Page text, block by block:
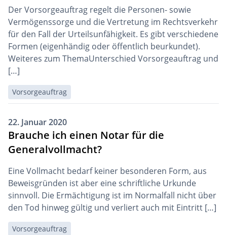
Der Vorsorgeauftrag regelt die Personen- sowie
Vermögenssorge und die Vertretung im Rechtsverkehr
für den Fall der Urteilsunfähigkeit. Es gibt verschiedene
Formen (eigenhändig oder öffentlich beurkundet).
Weiteres zum ThemaUnterschied Vorsorgeauftrag und
[…]
Vorsorgeauftrag
22. Januar 2020
Brauche ich einen Notar für die
Generalvollmacht?
Eine Vollmacht bedarf keiner besonderen Form, aus
Beweisgründen ist aber eine schriftliche Urkunde
sinnvoll. Die Ermächtigung ist im Normalfall nicht über
den Tod hinweg gültig und verliert auch mit Eintritt […]
Vorsorgeauftrag